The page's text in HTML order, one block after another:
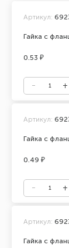
Гайка с
Артикул:
0.53 ₽
Гайка с
Артикул:
0.49 ₽
Гайка с
Артикул: